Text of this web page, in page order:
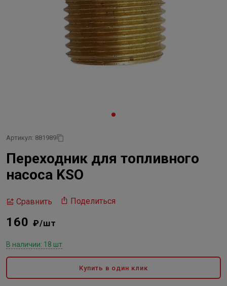
Артикул: 881989
Переходник для топливного
насоса KSO
Сравнить Поделиться
160 ₽/шт
В наличии: 18 шт
Купить в один клик